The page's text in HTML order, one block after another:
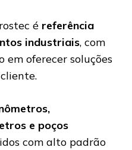
é referência
industriais, com
em oferecer soluções
e poços
com alto padrão